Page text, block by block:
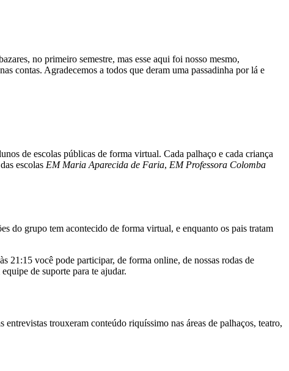
no primeiro semestre, mas esse aqui foi nosso mesmo,
contas. Agradecemos a todos que deram uma passadinha por lá e
de escolas públicas de forma virtual. Cada palhaço e cada criança
escolas EM Maria Aparecida de Faria, EM Professora Colomba
do grupo tem acontecido de forma virtual, e enquanto os pais tratam
21:15 você pode participar, de forma online, de nossas rodas de
de suporte para te ajudar.
entrevistas trouxeram conteúdo riquíssimo nas áreas de palhaços, teatro,